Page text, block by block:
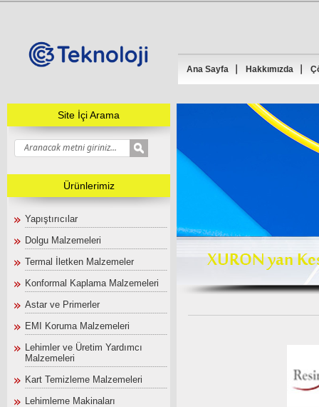
Ana Sayfa Hakkımızda
Site İçi Arama
Ürünlerimiz
Yapıştırıcılar
Dolgu Malzemeleri
Termal İletken Malzemeler
Konformal Kaplama Malzemeleri
Astar ve Primerler
EMI Koruma Malzemeleri
Lehimler ve Üretim Yardımcı
Malzemeleri
Kart Temizleme Malzemeleri
Lehimleme Makinaları